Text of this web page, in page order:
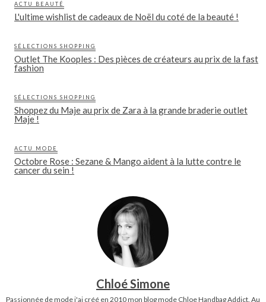
ACTU BEAUTÉ
L'ultime wishlist de cadeaux de Noël du coté de la beauté !
SÉLECTIONS SHOPPING
Outlet The Kooples : Des pièces de créateurs au prix de la fast
fashion
SÉLECTIONS SHOPPING
Shoppez du Maje au prix de Zara à la grande braderie outlet
Maje !
ACTU MODE
Octobre Rose : Sezane & Mango aident à la lutte contre le
cancer du sein !
Chloé Simone
Passionnée de mode j'ai créé en 2010 mon blog mode Chloe Handbag Addict. Au